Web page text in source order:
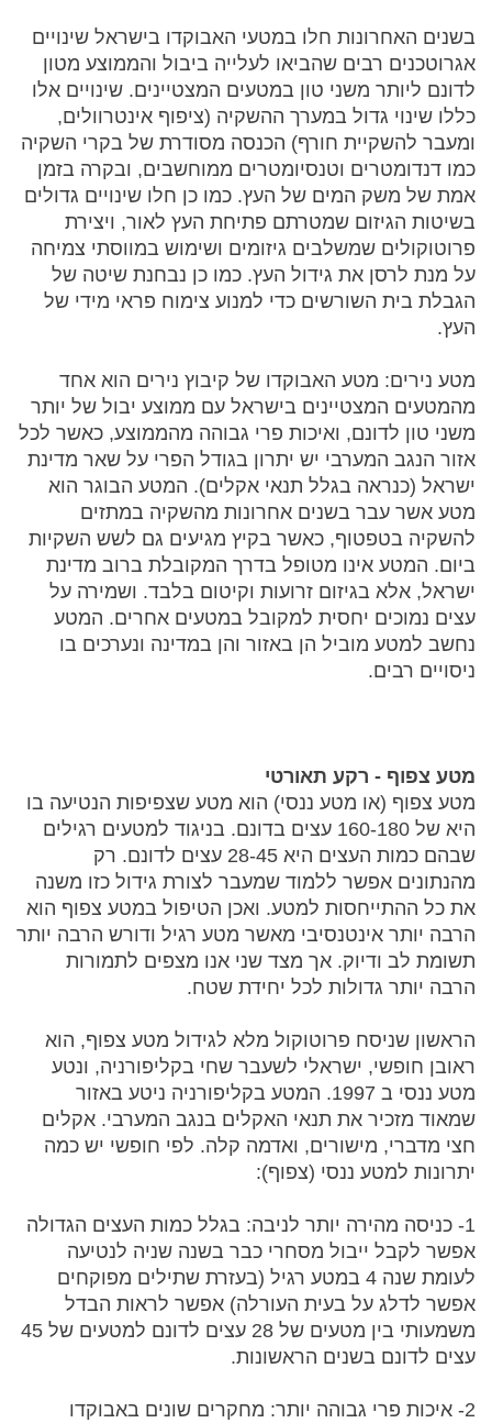
בשנים האחרונות חלו במטעי האבוקדו בישראל שינויים
אגרוטכנים רבים שהביאו לעלייה ביבול והממוצע מטון
לדונם ליותר משני טון במטעים המצטיינים. שינויים אלו
כללו שינוי גדול במערך ההשקיה (ציפוף אינטרוולים,
ומעבר להשקיית חורף) הכנסה מסודרת של בקרי השקיה
כמו דנדומטרים וטנסיומטרים ממוחשבים, ובקרה בזמן
אמת של משק המים של העץ. כמו כן חלו שינויים גדולים
בשיטות הגיזום שמטרתם פתיחת העץ לאור, ויצירת
פרוטוקולים שמשלבים גיזומים ושימוש במווסתי צמיחה
על מנת לרסן את גידול העץ. כמו כן נבחנת שיטה של
הגבלת בית השורשים כדי למנוע צימוח פראי מידי של
העץ.
מטע נירים: מטע האבוקדו של קיבוץ נירים הוא אחד
מהמטעים המצטיינים בישראל עם ממוצע יבול של יותר
משני טון לדונם, ואיכות פרי גבוהה מהממוצע, כאשר לכל
אזור הנגב המערבי יש יתרון בגודל הפרי על שאר מדינת
ישראל (כנראה בגלל תנאי אקלים). המטע הבוגר הוא
מטע אשר עבר בשנים אחרונות מהשקיה במתזים
להשקיה בטפטוף, כאשר בקיץ מגיעים גם לשש השקיות
ביום. המטע אינו מטופל בדרך המקובלת ברוב מדינת
ישראל, אלא בגיזום זרועות וקיטום בלבד. ושמירה על
עצים נמוכים יחסית למקובל במטעים אחרים. המטע
נחשב למטע מוביל הן באזור והן במדינה ונערכים בו
ניסויים רבים.
מטע צפוף - רקע תאורטי
מטע צפוף (או מטע ננסי) הוא מטע שצפיפות הנטיעה בו
היא של 160-180 עצים בדונם. בניגוד למטעים רגילים
שבהם כמות העצים היא 28-45 עצים לדונם. רק
מהנתונים אפשר ללמוד שמעבר לצורת גידול כזו משנה
את כל ההתייחסות למטע. ואכן הטיפול במטע צפוף הוא
הרבה יותר אינטנסיבי מאשר מטע רגיל ודורש הרבה יותר
תשומת לב ודיוק. אך מצד שני אנו מצפים לתמורות
הרבה יותר גדולות לכל יחידת שטח.
הראשון שניסח פרוטוקול מלא לגידול מטע צפוף, הוא
ראובן חופשי, ישראלי לשעבר שחי בקליפורניה, ונטע
מטע ננסי ב 1997. המטע בקליפורניה ניטע באזור
שמאוד מזכיר את תנאי האקלים בנגב המערבי. אקלים
חצי מדברי, מישורים, ואדמה קלה. לפי חופשי יש כמה
יתרונות למטע ננסי (צפוף):
1- כניסה מהירה יותר לניבה: בגלל כמות העצים הגדולה
אפשר לקבל ייבול מסחרי כבר בשנה שניה לנטיעה
לעומת שנה 4 במטע רגיל (בעזרת שתילים מפוקחים
אפשר לדלג על בעית העורלה) אפשר לראות הבדל
משמעותי בין מטעים של 28 עצים לדונם למטעים של 45
עצים לדונם בשנים הראשונות.
2- איכות פרי גבוהה יותר: מחקרים שונים באבוקדו